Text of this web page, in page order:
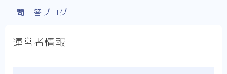
一問一答ブログ
運営者情報